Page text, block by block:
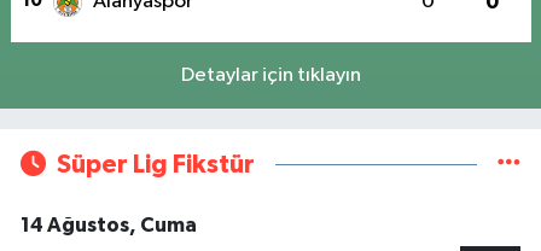
Detaylar için tıklayın
Süper Lig Fikstür
14 Ağustos, Cuma